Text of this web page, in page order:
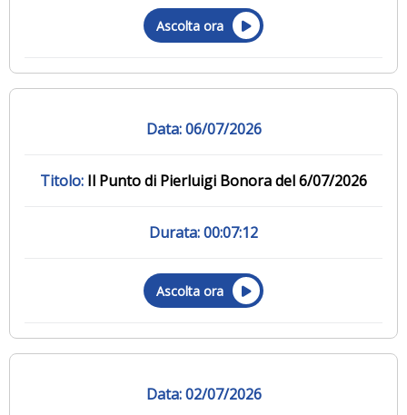
Ascolta ora
06/07/2026
Il Punto di Pierluigi Bonora del 6/07/2026
00:07:12
Ascolta ora
02/07/2026